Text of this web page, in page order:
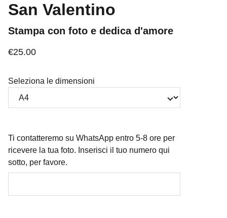
San Valentino
Stampa con foto e dedica d'amore
€25.00
Seleziona le dimensioni
Ti contatteremo su WhatsApp entro 5-8 ore per
ricevere la tua foto. Inserisci il tuo numero qui
sotto, per favore.